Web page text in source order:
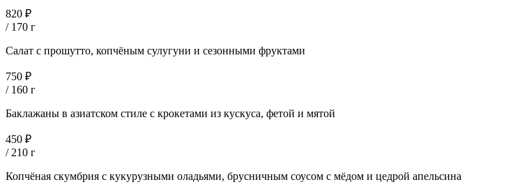
820 ₽
/ 170 г
Салат с прошутто, копчёным сулугуни и сезонными фруктами
750 ₽
/ 160 г
Баклажаны в азиатском стиле с крокетами из кускуса, фетой и мятой
450 ₽
/ 210 г
Копчёная скумбрия с кукурузными оладьями, брусничным соусом с мёдом и цедрой апельсина